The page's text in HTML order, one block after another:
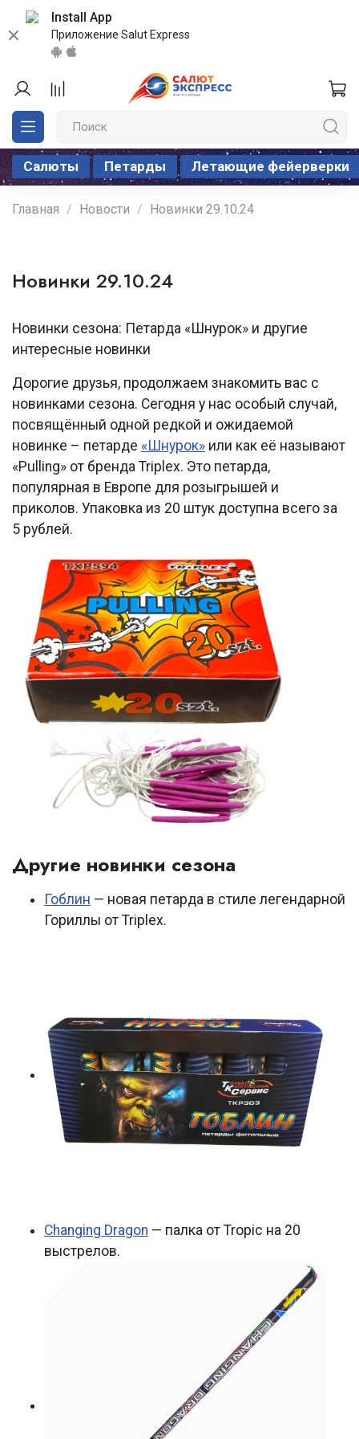
Install App
Приложение Salut Express
Салюты Петарды Летающие фейерверки
Главная Новости Новинки 29.10.24
Новинки 29.10.24
Новинки сезона: Петарда «Шнурок» и другие
интересные новинки
Дорогие друзья, продолжаем знакомить вас с
новинками сезона. Сегодня у нас особый случай,
посвящённый одной редкой и ожидаемой
новинке – петарде «Шнурок» или как её называют
«Pulling» от бренда Triplex. Это петарда,
популярная в Европе для розыгрышей и
приколов. Упаковка из 20 штук доступна всего за
5 рублей.
Другие новинки сезона
Гоблин — новая петарда в стиле легендарной
Гориллы от Triplex.
Changing Dragon — палка от Tropic на 20
выстрелов.